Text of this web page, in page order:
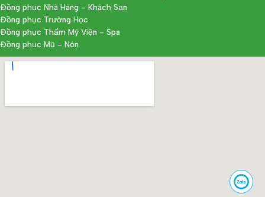
Đồng phục Nhà Hàng - Khách Sạn
Đồng phục Trường Học
Đồng phục Thẩm Mỹ Viện - Spa
Đồng phục Mũ - Nón